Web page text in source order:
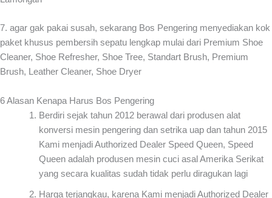
7. agar gak pakai susah, sekarang Bos Pengering menyediakan kok
paket khusus pembersih sepatu lengkap mulai dari Premium Shoe
Cleaner, Shoe Refresher, Shoe Tree, Standart Brush, Premium
Brush, Leather Cleaner, Shoe Dryer
6 Alasan Kenapa Harus Bos Pengering
Berdiri sejak tahun 2012 berawal dari produsen alat
konversi mesin pengering dan setrika uap dan tahun 2015
Kami menjadi Authorized Dealer Speed Queen, Speed
Queen adalah produsen mesin cuci asal Amerika Serikat
yang secara kualitas sudah tidak perlu diragukan lagi
Harga terjangkau, karena Kami menjadi Authorized Dealer